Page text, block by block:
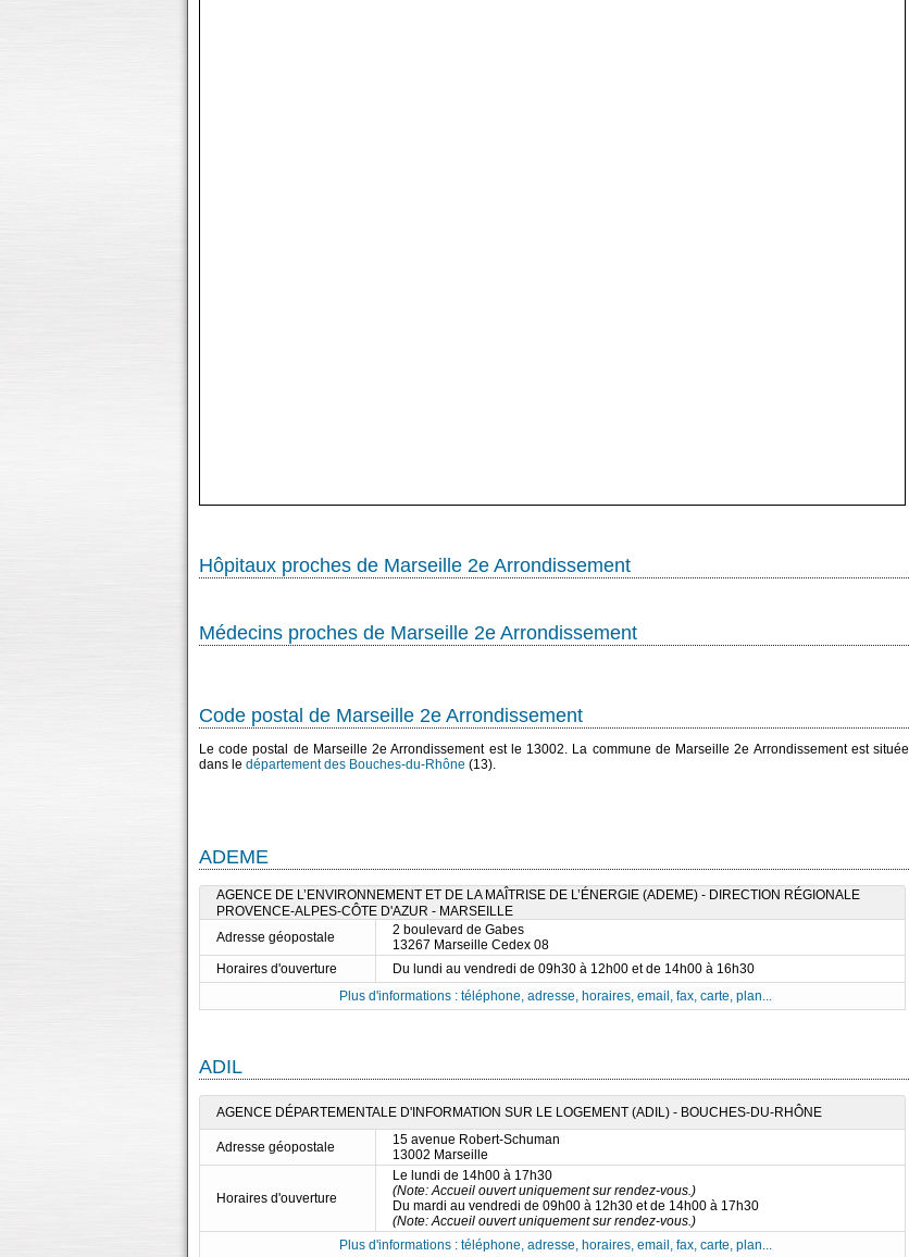
Hôpitaux proches de Marseille 2e Arrondissement
Médecins proches de Marseille 2e Arrondissement
Code postal de Marseille 2e Arrondissement
Le code postal de Marseille 2e Arrondissement est le 13002. La commune de Marseille 2e Arrondissement est située
dans le département des Bouches-du-Rhône (13).
ADEME
AGENCE DE L’ENVIRONNEMENT ET DE LA MAÎTRISE DE L’ÉNERGIE (ADEME) - DIRECTION RÉGIONALE
PROVENCE-ALPES-CÔTE D'AZUR - MARSEILLE
Adresse géopostale
2 boulevard de Gabes
13267 Marseille Cedex 08
Horaires d'ouverture
Du lundi au vendredi de 09h30 à 12h00 et de 14h00 à 16h30
Plus d'informations : téléphone, adresse, horaires, email, fax, carte, plan...
ADIL
AGENCE DÉPARTEMENTALE D'INFORMATION SUR LE LOGEMENT (ADIL) - BOUCHES-DU-RHÔNE
Adresse géopostale
15 avenue Robert-Schuman
13002 Marseille
Horaires d'ouverture
Le lundi de 14h00 à 17h30
(Note: Accueil ouvert uniquement sur rendez-vous.)
Du mardi au vendredi de 09h00 à 12h30 et de 14h00 à 17h30
(Note: Accueil ouvert uniquement sur rendez-vous.)
Plus d'informations : téléphone, adresse, horaires, email, fax, carte, plan...